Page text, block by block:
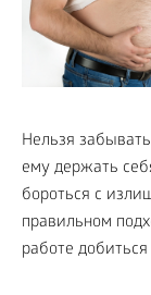
Нельзя
ему держать
бороться с
правильном
работе